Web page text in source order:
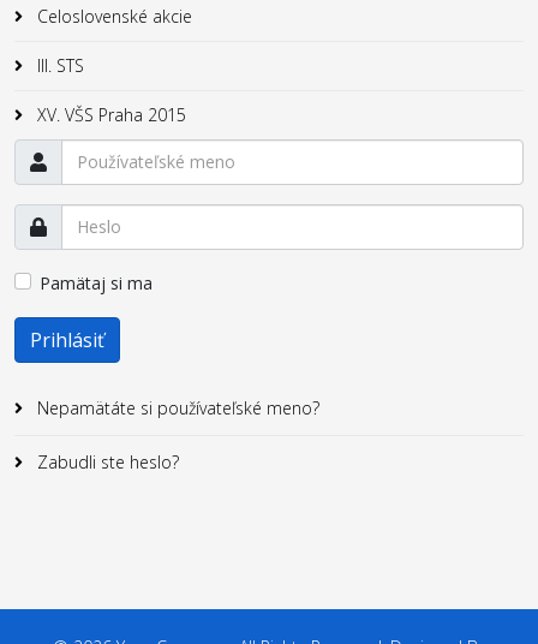
Celoslovenské akcie
III. STS
XV. VŠS Praha 2015
Pamätaj si ma
Prihlásiť
Nepamätáte si používateľské meno?
Zabudli ste heslo?